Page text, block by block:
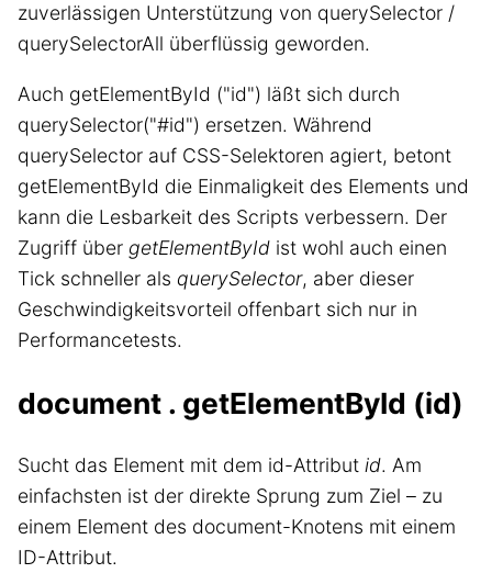
zuverlässigen Unterstützung von querySelector /
querySelectorAll überflüssig geworden.
Auch getElementById ("id") läßt sich durch
querySelector("#id") ersetzen. Während
querySelector auf CSS-Selektoren agiert, betont
getElementById die Einmaligkeit des Elements und
kann die Lesbarkeit des Scripts verbessern. Der
Zugriff über getElementById ist wohl auch einen
Tick schneller als querySelector, aber dieser
Geschwindigkeitsvorteil offenbart sich nur in
Performancetests.
document . getElementById (id)
Sucht das Element mit dem id-Attribut id. Am
einfachsten ist der direkte Sprung zum Ziel – zu
einem Element des document-Knotens mit einem
ID-Attribut.